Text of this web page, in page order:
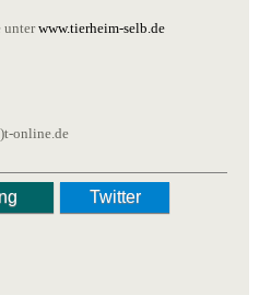
unterwww.tierheim-selb.de
online.de
Twitter